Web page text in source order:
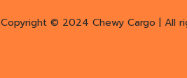
Copyright © 2024 Chewy Cargo | All